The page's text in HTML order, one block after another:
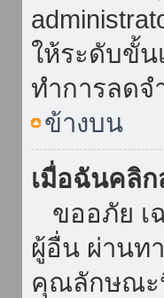
ให้ระดับขั้น
ทำการลด
ข้างบน
เมื่อฉันคลิก
ขออภัย เ
ผู้อื่น ผ่านท
คุณลักษณะ